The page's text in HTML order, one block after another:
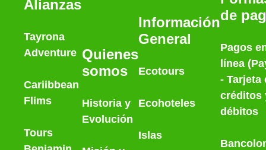
Alianzas
Tayrona
Adventure
Cariibbean
Flims
Tours
Quienes
somos
Historia y
Evolución
Información
General
Ecotours
Ecohoteles
Islas
de
Pagos
línea
- Tarjeta
créditos
débitos